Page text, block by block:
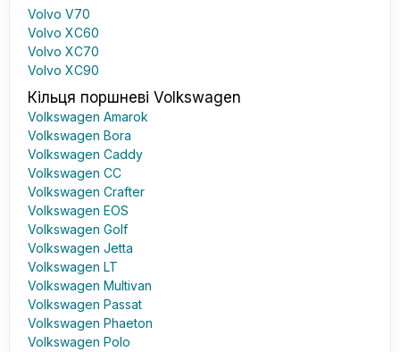
Volvo V70
Volvo XC60
Volvo XC70
Volvo XC90
Кільця поршневі Volkswagen
Volkswagen Amarok
Volkswagen Bora
Volkswagen Caddy
Volkswagen CC
Volkswagen Crafter
Volkswagen EOS
Volkswagen Golf
Volkswagen Jetta
Volkswagen LT
Volkswagen Multivan
Volkswagen Passat
Volkswagen Phaeton
Volkswagen Polo